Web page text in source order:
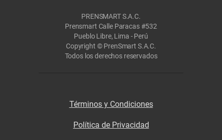
PRENSMART S.A.C.
Prensmart Calle Paracas #532
Pueblo Libre, Lima - Perú
Copyright © PrenSmart S.A.C.
Todos los derechos reservados
Términos y Condiciones
Política de Privacidad